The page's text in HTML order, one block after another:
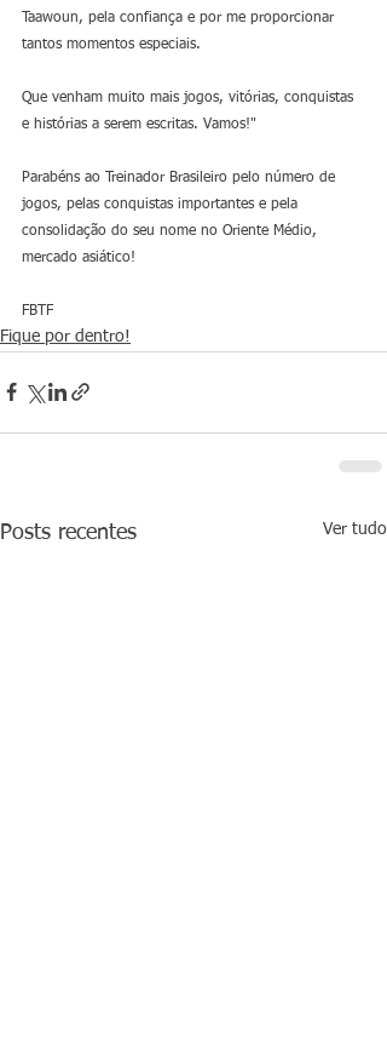
Taawoun, pela confiança e por me proporcionar
tantos momentos especiais.
Que venham muito mais jogos, vitórias, conquistas
e histórias a serem escritas. Vamos!"
Parabéns ao Treinador Brasileiro pelo número de
jogos, pelas conquistas importantes e pela
consolidação do seu nome no Oriente Médio,
mercado asiático!
FBTF
Fique por dentro!
Posts recentes Ver tudo